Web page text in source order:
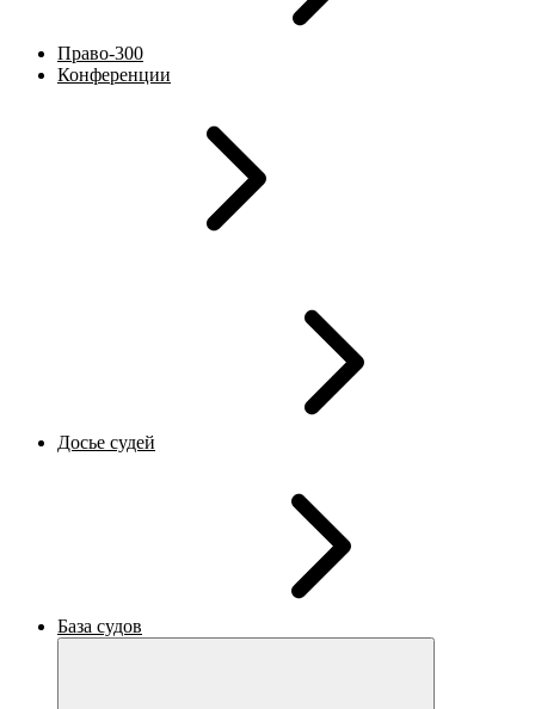
Право-300
Конференции
Досье судей
База судов